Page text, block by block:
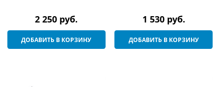
2 250 руб.
ДОБАВИТЬ В КОРЗИНУ
1 530 руб.
ДОБАВИТЬ В КОРЗИНУ